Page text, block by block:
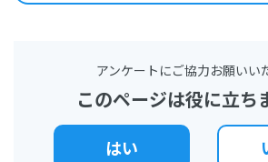
アンケートにご協力お願いい
このページは役に立ち
はい